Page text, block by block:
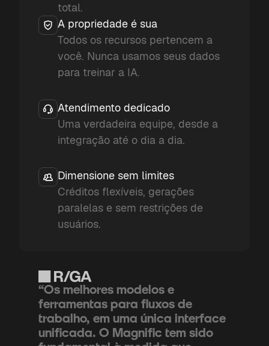
total.
A propriedade é sua
Todos os recursos pertencem a
você. Nunca usamos seus dados
para treinar a IA.
Atendimento dedicado
Uma verdadeira equipe, desde a
integração até o dia a dia.
Dimensione sem limites
Créditos flexíveis, gerações
paralelas e sem restrições de
usuários.
“Os melhores modelos e
ferramentas para fluxos de
trabalho, em uma única interface
unificada. O Magnific tem sido